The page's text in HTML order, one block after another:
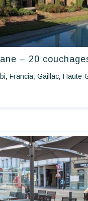
– 20
, Francia, Gaillac, Haute-